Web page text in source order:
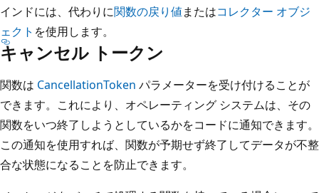
インドには、代わりに関数の戻り値またはコレクター オブジ
ェクト を使用します。
キャンセル トークン
関数は CancellationToken パラメーターを受け付けることが
できます。これにより、オペレーティング システムは、その
関数をいつ終了しようとしているかをコードに通知できます。
この通知を使用すれば、関数が予期せず終了してデータが不整
合な状態になることを防止できます。